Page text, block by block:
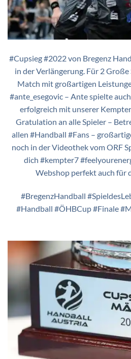
#Cupsieg #2022 von Bregenz
in der Verlängerung. Für 2
Match mit großartigen
#ante_esegovic – Ante spielte
erfolgreich mit unserer
Gratulation an alle Spieler –
allen #Handball #Fans –
noch in der Videothek vom ORF
dich #kempter7
Webshop perfekt auch für
#BregenzHandball
#Handball #ÖHBCup #Finale